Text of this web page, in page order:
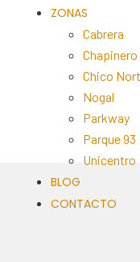
ZONAS
Cabrera
Chapinero
Chico
Nogal
Parkway
Parque 93
Unicentro
BLOG
CONTACTO